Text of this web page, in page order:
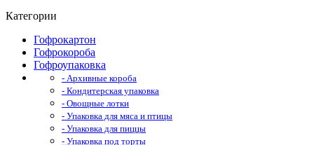
Категории
Гофрокартон
Гофрокороба
Гофроупаковка
- Архивные короба
- Кондитерская упаковка
- Овощные лотки
- Упаковка для мяса и птицы
- Упаковка для пиццы
- Упаковка под торты